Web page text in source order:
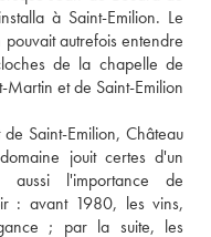
à Saint-Emilion. Le
autrefois entendre
de la chapelle de
et de Saint-Emilion
Saint-Emilion, Château
jouit certes d'un
aussi l'importance de
: avant 1980, les vins,
; par la suite, les